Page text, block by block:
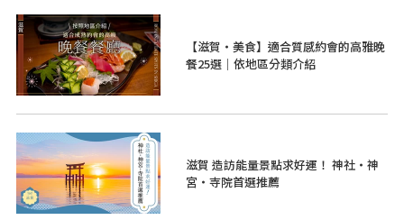
【滋賀・美食】適合質感約會的高雅晚
餐25選｜依地區分類介紹
滋賀 造訪能量景點求好運！ 神社・神
宮・寺院首選推薦